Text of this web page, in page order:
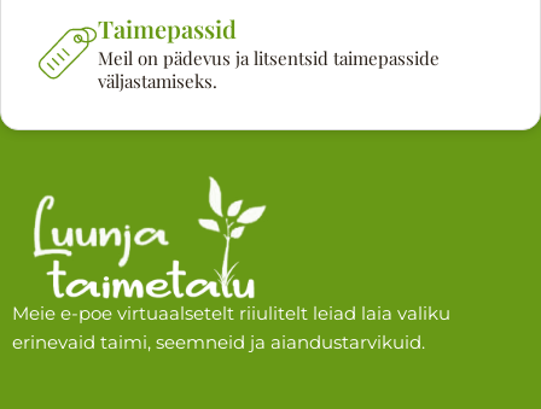
Taimepassid
Meil on pädevus ja litsentsid taimepasside
väljastamiseks.
Meie e-poe virtuaalsetelt riiulitelt leiad laia valiku
erinevaid taimi, seemneid ja aiandustarvikuid.